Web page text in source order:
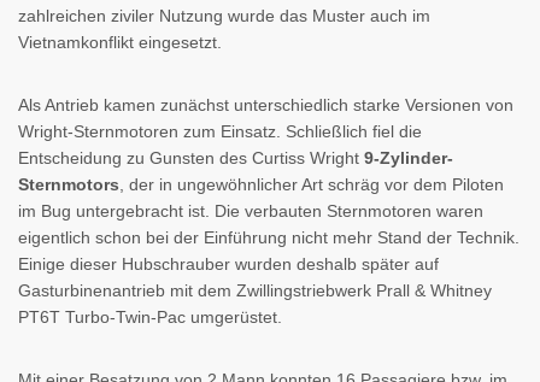
zahlreichen ziviler Nutzung wurde das Muster auch im
Vietnamkonflikt eingesetzt.
Als Antrieb kamen zunächst unterschiedlich starke Versionen von
Wright-Sternmotoren zum Einsatz. Schließlich fiel die
Entscheidung zu Gunsten des Curtiss Wright 9-Zylinder-
Sternmotors , der in ungewöhnlicher Art schräg vor dem Piloten
im Bug untergebracht ist. Die verbauten Sternmotoren waren
eigentlich schon bei der Einführung nicht mehr Stand der Technik.
Einige dieser Hubschrauber wurden deshalb später auf
Gasturbinenantrieb mit dem Zwillingstriebwerk Prall & Whitney
PT6T Turbo-Twin-Pac umgerüstet.